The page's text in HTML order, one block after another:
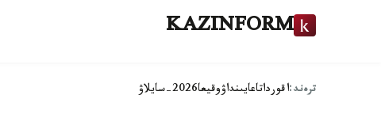
KAZINFORM
ترەند:اقورداتاعايىنداۋوقيعا2026-سايلاۋ